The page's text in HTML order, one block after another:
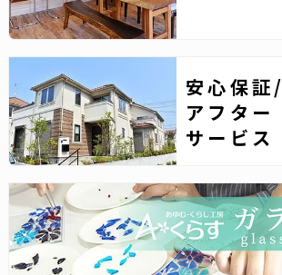
安心保証/
アフター
サービス